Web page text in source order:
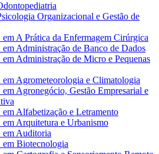
Organizacional e Gestão de
A Prática da Enfermagem Cirúrgica
Administração de Banco de Dados
Administração de Micro e Pequenas
Agrometeorologia e Climatologia
Agronegócio, Gestão Empresarial e
Alfabetização e Letramento
Arquitetura e Urbanismo
em Auditoria
Biotecnologia